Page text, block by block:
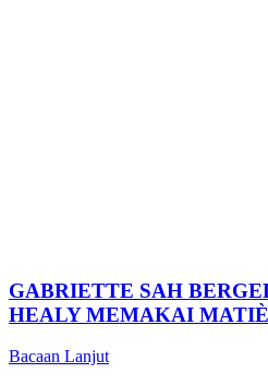
GABRIETTE SAH
HEALY MEMAKAI
Bacaan Lanjut